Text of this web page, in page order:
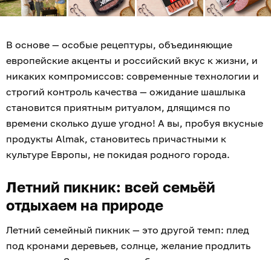
В основе — особые рецептуры, объединяющие
европейские акценты и российский вкус к жизни, и
никаких компромиссов: современные технологии и
строгий контроль качества — ожидание шашлыка
становится приятным ритуалом, длящимся по
времени сколько душе угодно! А вы, пробуя вкусные
продукты Almak, становитесь причастными к
культуре Европы, не покидая родного города.
Летний пикник: всей семьёй
отдыхаем на природе
Летний семейный пикник — это другой темп: плед
под кронами деревьев, солнце, желание продлить